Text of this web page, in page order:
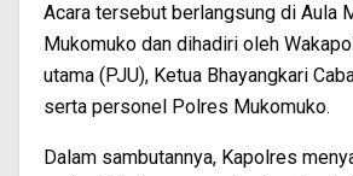
Acara tersebut berlangsung di Aula
Mukomuko dan dihadiri oleh
utama (PJU), Ketua Bhayangkari
serta personel Polres Mukomuko.
Dalam sambutannya, Kapolres